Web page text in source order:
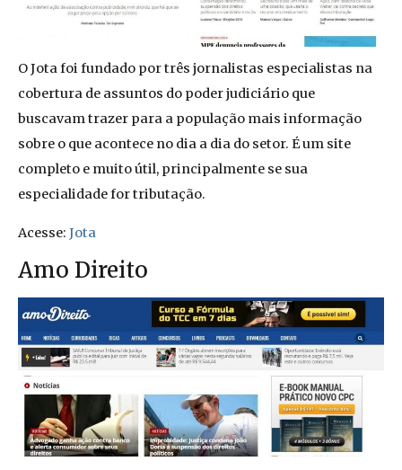
O Jota foi fundado por três jornalistas especialistas na
cobertura de assuntos do poder judiciário que
buscavam trazer para a população mais informação
sobre o que acontece no dia a dia do setor. É um site
completo e muito útil, principalmente se sua
especialidade for tributação.
Acesse: Jota
Amo Direito